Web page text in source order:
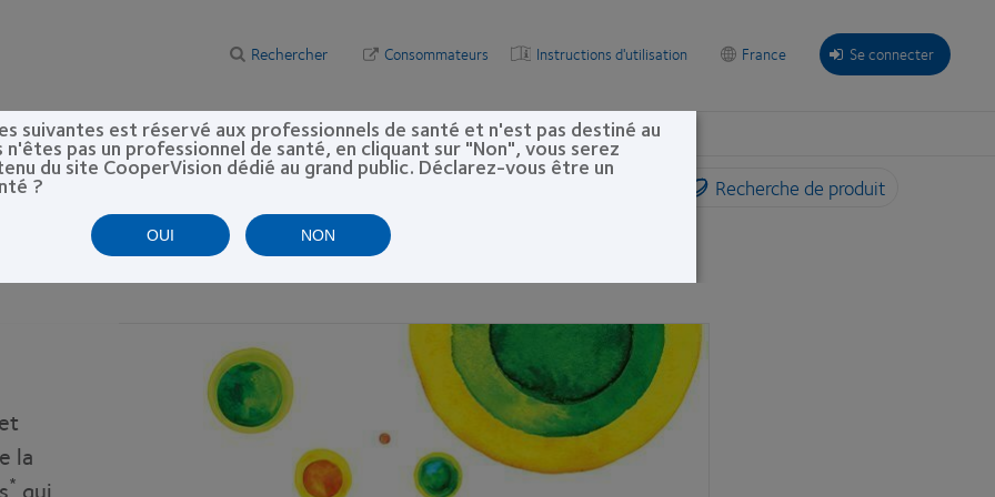
Se connecter
France
Instructions d'utilisation
Consommateurs
Rechercher
Congrès Nos Formations Protocoles Mentions légales
Recherche de produit
la
*
suivantes est réservé aux professionnels de santé et n'est pas destiné au
n'êtes pas un professionnel de santé, en cliquant sur "Non", vous serez
du site CooperVision dédié au grand public. Déclarez-vous être un
?
OUI NON